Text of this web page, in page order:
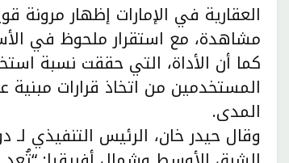
مشاهدة، مع استقرار ملحوظ في
المستخدمين من اتخاذ قرارات مبنية
المدى.
وقال حيدر خان، الرئيس التنفيذي